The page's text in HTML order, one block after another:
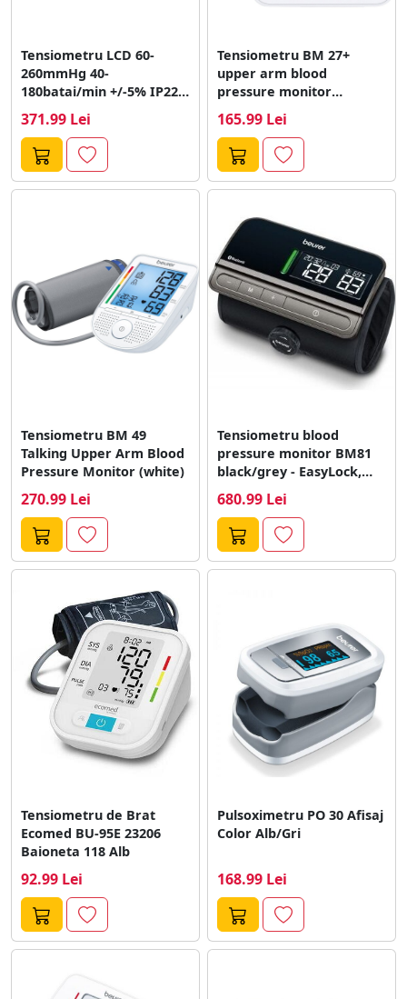
Tensiometru LCD 60-
260mmHg 40-
180batai/min +/-5% IP22
371.99 Lei
Tensiometru BM 27+
upper arm blood
pressure monitor
165.99 Lei
Tensiometru BM 49
Talking Upper Arm Blood
Pressure Monitor (white)
270.99 Lei
Tensiometru blood
pressure monitor BM81
black/grey - EasyLock,
680.99 Lei
Tensiometru de Brat
Ecomed BU-95E 23206
Baioneta 118 Alb
92.99 Lei
Pulsoximetru PO 30 Afisaj
Color Alb/Gri
168.99 Lei